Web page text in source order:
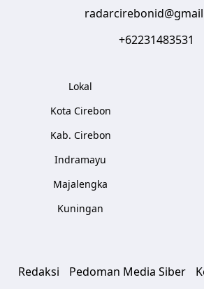
+62231483531
Lokal
Kota Cirebon
Kab. Cirebon
Indramayu
Majalengka
Kuningan
Redaksi Pedoman Media Siber